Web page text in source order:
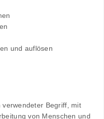
und auflösen
verwendeter Begriff, mit
von Menschen und